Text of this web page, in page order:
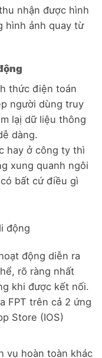
nhận được hình
hình ảnh quay từ
thức điện toán
người dùng truy
lạị dữ liệu thông
dàng.
hay ở công ty thì
xung quanh ngôi
bất cứ điều gì
động
động diễn ra
rõ ràng nhất
khi được kết nối.
FPT trên cả 2 ứng
Store (IOS)
vụ hoàn toàn khác